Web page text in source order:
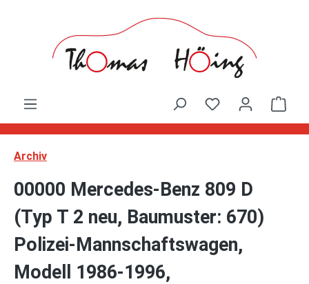
Archiv
00000 Mercedes-Benz 809 D
(Typ T 2 neu, Baumuster: 670)
Polizei-Mannschaftswagen,
Modell 1986-1996,